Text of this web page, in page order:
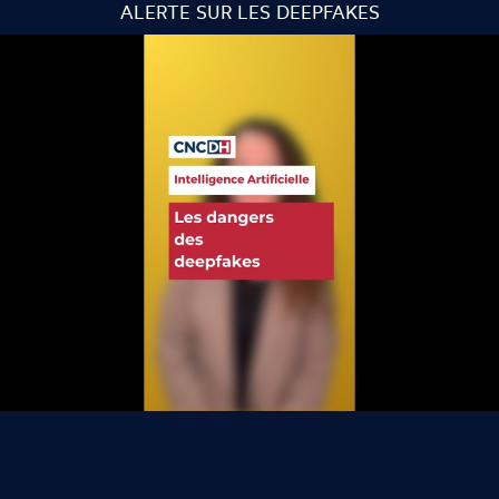
ALERTE SUR LES DEEPFAKES